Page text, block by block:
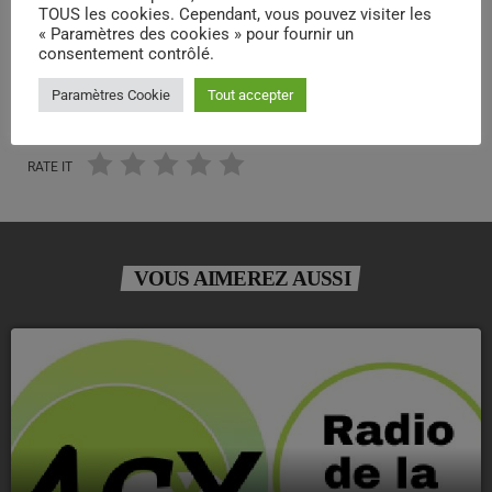
email
RATE IT
VOUS AIMEREZ AUSSI
TOUS les cookies. Cependant, vous pouvez visiter les
« Paramètres des cookies » pour fournir un
consentement contrôlé.
Paramètres Cookie Tout accepter